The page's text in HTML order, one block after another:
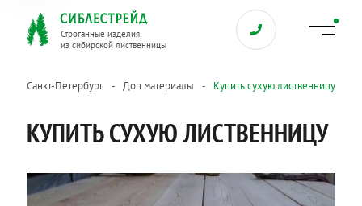
Строганные изделия
из сибирской лиственницы
Санкт-Петербург Доп материалы Купить сухую лиственницу
КУПИТЬ СУХУЮ ЛИСТВЕННИЦУ